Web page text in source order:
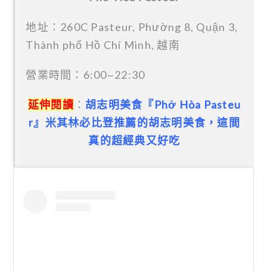
地址：260C Pasteur, Phường 8, Quận 3,
Thành phố Hồ Chí Minh, 越南
營業時間：6:00~22:30
延伸閱讀 ： 胡志明美食『Phở Hòa Pasteu
r』米其林必比登推薦的胡志明美食，這間
真的超經典又好吃